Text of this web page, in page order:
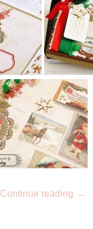
Continue reading →